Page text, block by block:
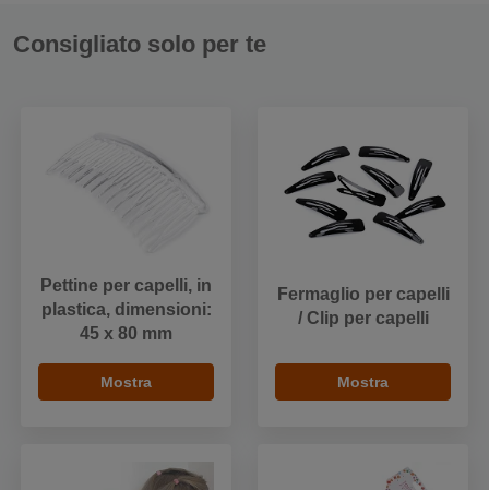
Consigliato solo per te
Pettine per capelli, in
plastica, dimensioni:
45 x 80 mm
Mostra
Fermaglio per capelli
/ Clip per capelli
Mostra